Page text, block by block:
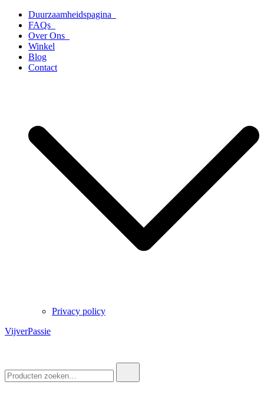
naar
inhoud
Duurzaamheidspagina
FAQs
Over Ons
Winkel
Blog
Contact
Privacy policy
VijverPassie
naar: